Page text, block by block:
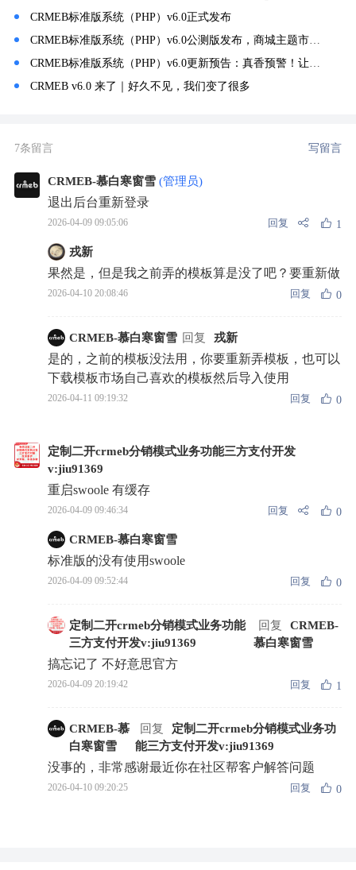
CRMEB标准版系统（PHP）v6.0正式发布
CRMEB标准版系统（PHP）v6.0公测版发布，商城主题市场上线~
CRMEB标准版系统（PHP）v6.0更新预告：真香预警！让商城主题装修像PS一样自由！
CRMEB v6.0 来了｜好久不见，我们变了很多
7条留言 写留言
CRMEB-慕白寒窗雪 (管理员)
退出后台重新登录
2026-04-09 09:05:06 回复 1
戎新
果然是，但是我之前弄的模板算是没了吧？要重新做
2026-04-10 20:08:46 回复 0
CRMEB-慕白寒窗雪 回复 戎新
是的，之前的模板没法用，你要重新弄模板，也可以
下载模板市场自己喜欢的模板然后导入使用
2026-04-11 09:19:32 回复 0
定制二开crmeb分销模式业务功能三方支付开发
v:jiu91369
重启swoole 有缓存
2026-04-09 09:46:34 回复 0
CRMEB-慕白寒窗雪
标准版的没有使用swoole
2026-04-09 09:52:44 回复 0
定制二开crmeb分销模式业务功能
三方支付开发v:jiu91369
回复
CRMEB-
慕白寒窗雪
搞忘记了 不好意思官方
2026-04-09 20:19:42 回复 1
CRMEB-慕
白寒窗雪
回复
定制二开crmeb分销模式业务功
能三方支付开发v:jiu91369
没事的，非常感谢最近你在社区帮客户解答问题
2026-04-10 09:20:25 回复 0